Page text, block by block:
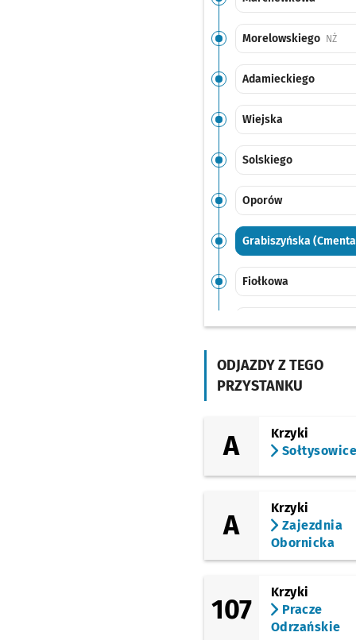
Morelowskiego NŻ
Adamieckiego
Wiejska
Solskiego
Oporów
Grabiszyńska
Fiołkowa
Ostrowskiego NŻ
Krzemieniecka
Stanisławowska (W.k.
Formaty)
Muchobór Wielki
(Roślinna)
ODJAZDY Z TEGO
PRZYSTANKU
A
Krzyki
Sołtysowice
A
Krzyki
Zajezdnia
Obornicka
107
Krzyki
Pracze
Odrzańskie